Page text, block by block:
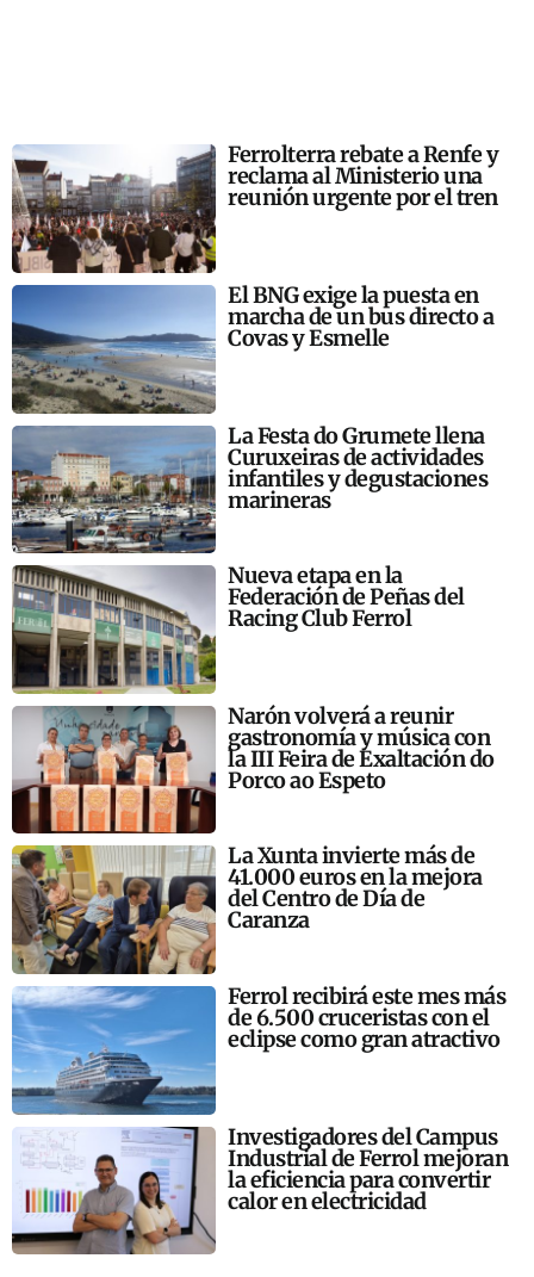
Ferrolterra rebate a Renfe y
reclama al Ministerio una
reunión urgente por el tren
El BNG exige la puesta en
marcha de un bus directo a
Covas y Esmelle
La Festa do Grumete llena
Curuxeiras de actividades
infantiles y degustaciones
marineras
Nueva etapa en la
Federación de Peñas del
Racing Club Ferrol
Narón volverá a reunir
gastronomía y música con
la III Feira de Exaltación do
Porco ao Espeto
La Xunta invierte más de
41.000 euros en la mejora
del Centro de Día de
Caranza
Ferrol recibirá este mes más
de 6.500 cruceristas con el
eclipse como gran atractivo
Investigadores del Campus
Industrial de Ferrol mejoran
la eficiencia para convertir
calor en electricidad